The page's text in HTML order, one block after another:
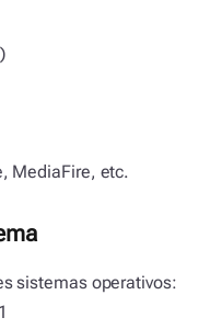
MediaFire, etc.
sistemas operativos: